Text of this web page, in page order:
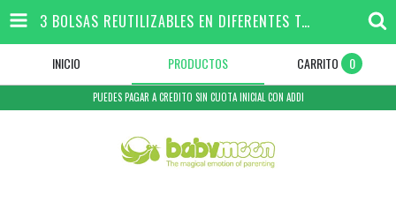
3 BOLSAS REUTILIZABLES EN DIFERENTES TAMAÑOS PARA GUARDAR LOS PAÑALES SUCIOS
INICIO PRODUCTOS CARRITO 0
PUEDES PAGAR A CREDITO SIN CUOTA INICIAL CON ADDI